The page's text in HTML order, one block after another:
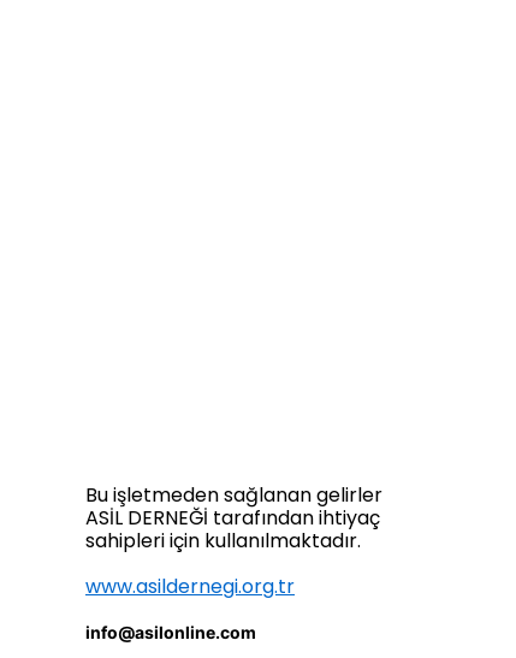
Bu işletmeden sağlanan gelirler
ASİL DERNEĞİ tarafından ihtiyaç
sahipleri için kullanılmaktadır.
www.asildernegi.org.tr
info@asilonline.com